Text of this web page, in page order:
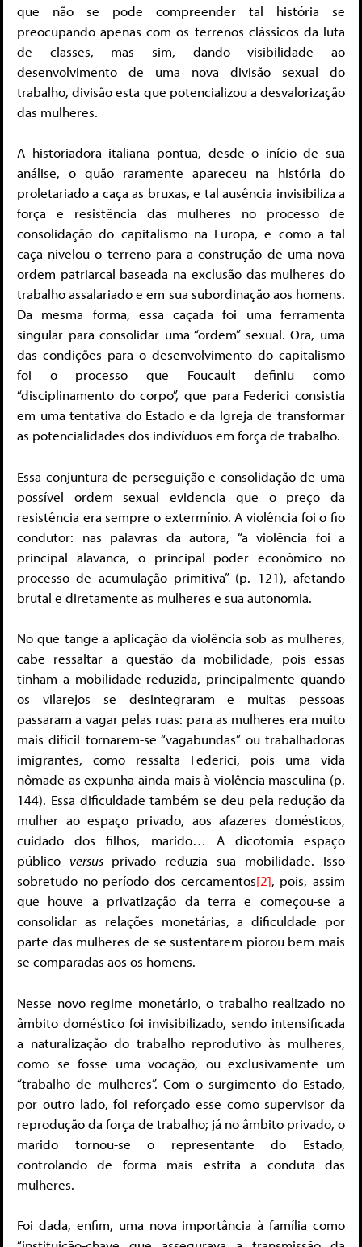
que não se pode compreender tal história se
preocupando apenas com os terrenos clássicos da luta
de classes, mas sim, dando visibilidade ao
desenvolvimento de uma nova divisão sexual do
trabalho, divisão esta que potencializou a desvalorização
das mulheres.
A historiadora italiana pontua, desde o início de sua
análise, o quão raramente apareceu na história do
proletariado a caça as bruxas, e tal ausência invisibiliza a
força e resistência das mulheres no processo de
consolidação do capitalismo na Europa, e como a tal
caça nivelou o terreno para a construção de uma nova
ordem patriarcal baseada na exclusão das mulheres do
trabalho assalariado e em sua subordinação aos homens.
Da mesma forma, essa caçada foi uma ferramenta
singular para consolidar uma “ordem” sexual. Ora, uma
das condições para o desenvolvimento do capitalismo
foi o processo que Foucault definiu como
“disciplinamento do corpo”, que para Federici consistia
em uma tentativa do Estado e da Igreja de transformar
as potencialidades dos indivíduos em força de trabalho.
Essa conjuntura de perseguição e consolidação de uma
possível ordem sexual evidencia que o preço da
resistência era sempre o extermínio. A violência foi o fio
condutor: nas palavras da autora, “a violência foi a
principal alavanca, o principal poder econômico no
processo de acumulação primitiva” (p. 121), afetando
brutal e diretamente as mulheres e sua autonomia.
No que tange a aplicação da violência sob as mulheres,
cabe ressaltar a questão da mobilidade, pois essas
tinham a mobilidade reduzida, principalmente quando
os vilarejos se desintegraram e muitas pessoas
passaram a vagar pelas ruas: para as mulheres era muito
mais difícil tornarem-se “vagabundas” ou trabalhadoras
imigrantes, como ressalta Federici, pois uma vida
nômade as expunha ainda mais à violência masculina (p.
144). Essa dificuldade também se deu pela redução da
mulher ao espaço privado, aos afazeres domésticos,
cuidado dos filhos, marido… A dicotomia espaço
público versus privado reduzia sua mobilidade. Isso
sobretudo no período dos cercamentos[2], pois, assim
que houve a privatização da terra e começou-se a
consolidar as relações monetárias, a dificuldade por
parte das mulheres de se sustentarem piorou bem mais
se comparadas aos os homens.
Nesse novo regime monetário, o trabalho realizado no
âmbito doméstico foi invisibilizado, sendo intensificada
a naturalização do trabalho reprodutivo às mulheres,
como se fosse uma vocação, ou exclusivamente um
“trabalho de mulheres”. Com o surgimento do Estado,
por outro lado, foi reforçado esse como supervisor da
reprodução da força de trabalho; já no âmbito privado, o
marido tornou-se o representante do Estado,
controlando de forma mais estrita a conduta das
mulheres.
Foi dada, enfim, uma nova importância à família como